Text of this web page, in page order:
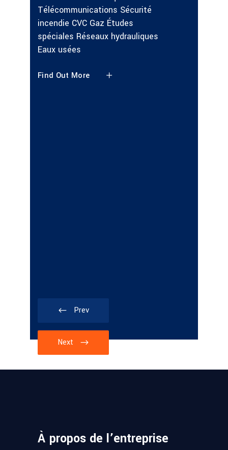
Télécommunications Sécurité
incendie CVC Gaz Études
spéciales Réseaux hydrauliques
Eaux usées
Find Out More
Prev
Next
À propos de l’entreprise